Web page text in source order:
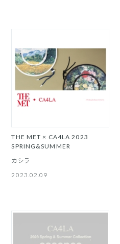
THE MET × CA4LA 2023
SPRING&SUMMER
カシラ
2023.02.09